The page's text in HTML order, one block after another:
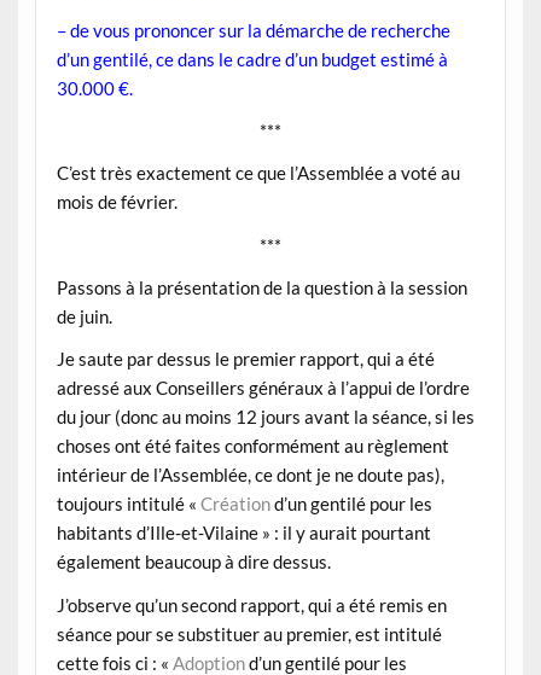
– de vous prononcer sur la démarche de recherche
d’un gentilé, ce dans le cadre d’un budget estimé à
30.000 €.
***
C’est très exactement ce que l’Assemblée a voté au
mois de février.
***
Passons à la présentation de la question à la session
de juin.
Je saute par dessus le premierrapport, qui a été
adressé aux Conseillers généraux à l’appui de l’ordre
du jour (donc au moins 12 jours avant la séance, si les
choses ont été faites conformément au règlement
intérieur de l’Assemblée, ce dont je ne doute pas),
toujours intitulé « Créationd’un gentilé pour les
habitants d’Ille-et-Vilaine » : il y aurait pourtant
également beaucoup à dire dessus.
J’observe qu’unsecondrapport, qui a été remis en
séance pour se substituer au premier, est intitulé
cette fois ci : « Adoptiond’un gentilé pour les